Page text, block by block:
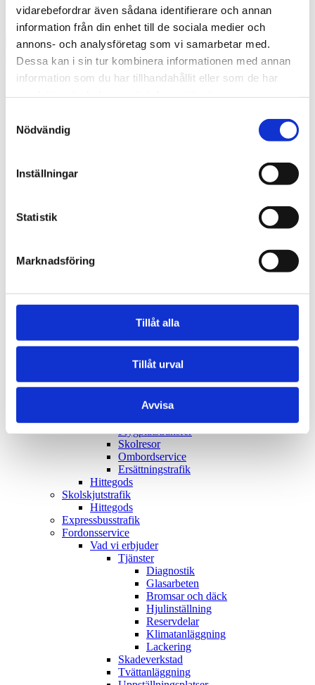
vidarebefordrar även sådana identifierare och annan
information från din enhet till de sociala medier och
annons- och analysföretag som vi samarbetar med.
Dessa kan i sin tur kombinera informationen med annan
information som du har tillhandahållit eller som de har
Nödvändig
Inställningar
Statistik
Marknadsföring
Tillåt alla
Tillåt urval
Avvisa
Press
Stäng Hur kan vi hjälpa dig?
Kontakta oss
Vår verksamhet
Kollektivtrafik
Konferensbuss
Helturistbuss
Dubbeldäckare
Nöjda kunder hos Bergkvara
Resevillkor
Vanliga frågor
Våra resor
Event och fest
Gruppresor med kringarrangemang
Flygplatstransfer
Skolresor
Ombordservice
Ersättningstrafik
Hittegods
Skolskjutstrafik
Hittegods
Expressbusstrafik
Fordonsservice
Vad vi erbjuder
Tjänster
Diagnostik
Glasarbeten
Bromsar och däck
Hjulinställning
Reservdelar
Klimatanläggning
Lackering
Skadeverkstad
Tvättanläggning